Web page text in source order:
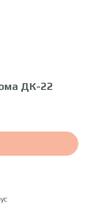
ДК-22